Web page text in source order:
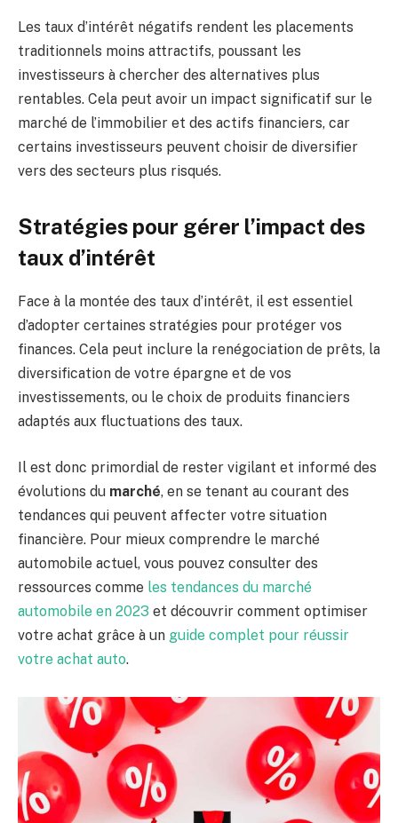
Les taux d’intérêt négatifs rendent les placements
traditionnels moins attractifs, poussant les
investisseurs à chercher des alternatives plus
rentables. Cela peut avoir un impact significatif sur le
marché de l’immobilier et des actifs financiers, car
certains investisseurs peuvent choisir de diversifier
vers des secteurs plus risqués.
Stratégies pour gérer l’impact des
taux d’intérêt
Face à la montée des taux d’intérêt, il est essentiel
d’adopter certaines stratégies pour protéger vos
finances. Cela peut inclure la renégociation de prêts, la
diversification de votre épargne et de vos
investissements, ou le choix de produits financiers
adaptés aux fluctuations des taux.
Il est donc primordial de rester vigilant et informé des
évolutions du marché, en se tenant au courant des
tendances qui peuvent affecter votre situation
financière. Pour mieux comprendre le marché
automobile actuel, vous pouvez consulter des
ressources comme les tendances du marché
automobile en 2023 et découvrir comment optimiser
votre achat grâce à un guide complet pour réussir
votre achat auto.